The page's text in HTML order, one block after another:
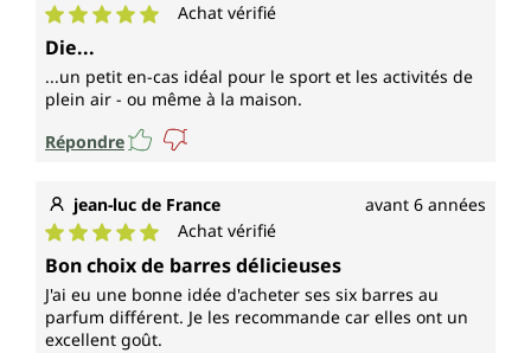
Note moyenne de 5 sur 5 étoiles
Achat vérifié
Die...
...un petit en-cas idéal pour le sport et les activités de
plein air - ou même à la maison.
Répondre
jean-luc de France avant 6 années
Note moyenne de 5 sur 5 étoiles
Achat vérifié
Bon choix de barres délicieuses
J'ai eu une bonne idée d'acheter ses six barres au
parfum différent. Je les recommande car elles ont un
excellent goût.